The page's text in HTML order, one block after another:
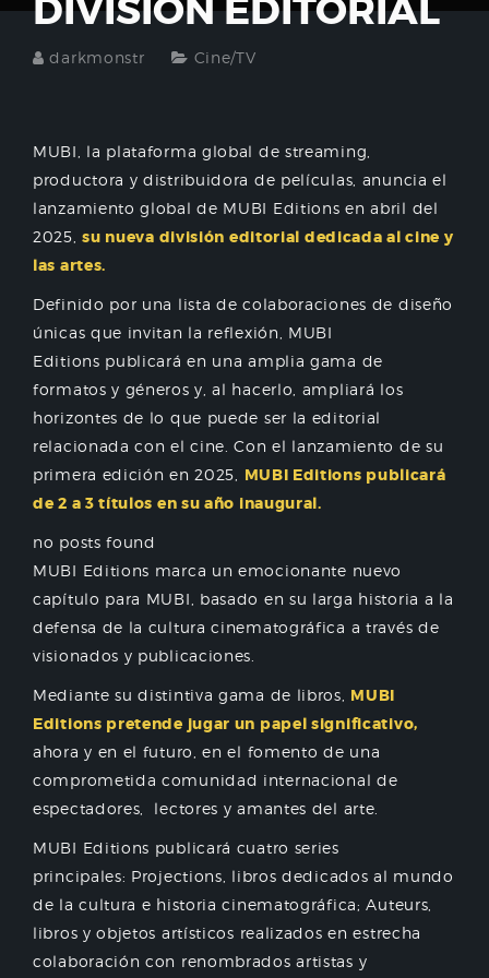
DIVISIÓN EDITORIAL
darkmonstr Cine/TV
MUBI, la plataforma global de streaming,
productora y distribuidora de películas, anuncia el
lanzamiento global de MUBI Editions en abril del
2025,su nueva división editorial dedicada al cine y
las artes.
Definido por una lista de colaboraciones de diseño
únicas que invitan la reflexión, MUBI
Editions publicará en una amplia gama de
formatos y géneros y, al hacerlo, ampliará los
horizontes de lo que puede ser la editorial
relacionada con el cine. Con el lanzamiento de su
primera edición en 2025, MUBI Editions publicará
de 2 a 3 títulos en su año inaugural.
no posts found
MUBI Editions marca un emocionante nuevo
capítulo para MUBI, basado en su larga historia a la
defensa de la cultura cinematográfica a través de
visionados y publicaciones.
Mediante su distintiva gama de libros, MUBI
Editions pretende jugar un papel significativo,
ahora y en el futuro, en el fomento de una
comprometida comunidad internacional de
espectadores, lectores y amantes del arte.
MUBI Editions publicará cuatro series
principales: Projections, libros dedicados al mundo
de la cultura e historia cinematográfica; Auteurs,
libros y objetos artísticos realizados en estrecha
colaboración con renombrados artistas y